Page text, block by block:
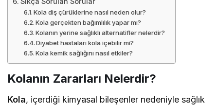
Kola diş çürüklerine nasıl neden olur?
Kola gerçekten bağımlılık yapar mı?
Kolanın yerine sağlıklı alternatifler nelerdir?
Diyabet hastaları kola içebilir mi?
Kola kemik sağlığını nasıl etkiler?
Kolanın Zararları Nelerdir?
Kola, içerdiği kimyasal bileşenler nedeniyle sağlık